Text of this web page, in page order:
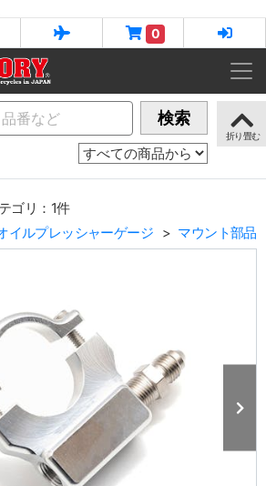
0
検索
ゴリ：1件
イルプレッシャーゲージ マウント部品